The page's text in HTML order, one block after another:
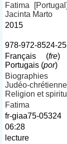
Fatima
Jacinta Marto
2015
978-972-8524-
Français (fre
Portugais (por)
Biographies
Judéo-chrétienne
Religion et
Fatima
fr-giaa75-05324
06:28
lecture